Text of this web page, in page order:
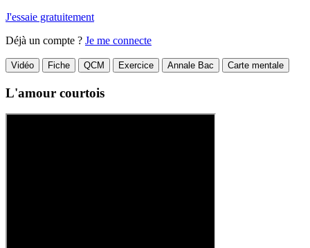
J'essaie gratuitement
Déjà un compte ? Je me connecte
Vidéo Fiche QCM Exercice Annale Bac Carte mentale
L'amour courtois